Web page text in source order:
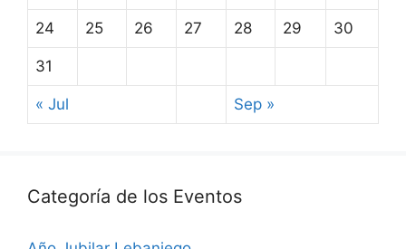
24 25 26 27 28 29 30
31
« Jul Sep »
Categoría de los Eventos